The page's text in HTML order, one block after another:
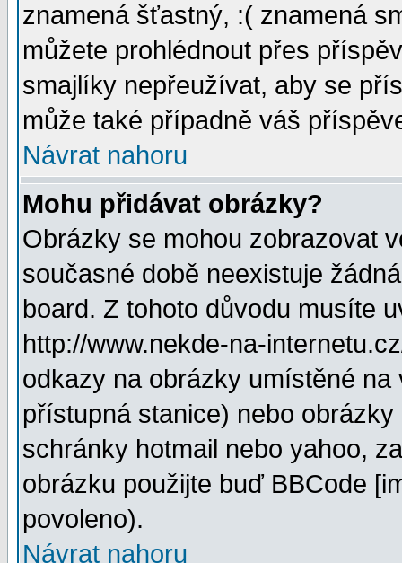
znamená šťastný, :( znamená
můžete prohlédnout přes
smajlíky nepřeužívat, aby se
může také případně váš
Návrat nahoru
Mohu přidávat obrázky?
Obrázky se mohou zobrazovat
současné době neexistuje
board. Z tohoto důvodu musíte
http://www.nekde-na-
odkazy na obrázky umístěné
přístupná stanice) nebo
schránky hotmail nebo yahoo,
obrázku použijte buď BBCode
povoleno).
Návrat nahoru